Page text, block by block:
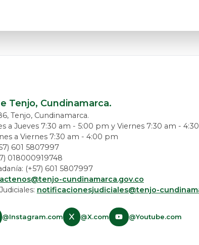
Tenjo, Cundinamarca.
Tenjo, Cundinamarca.
a Jueves 7:30 am - 5:00 pm y Viernes 7:30 am -
a Viernes 7:30 am - 4:00 pm
601 5807997
018000919748
(+57) 601 5807997
cundinamarca.gov.co
notificacionesjudiciales@tenjo-
@Instagram.com @X.com @Youtube.com